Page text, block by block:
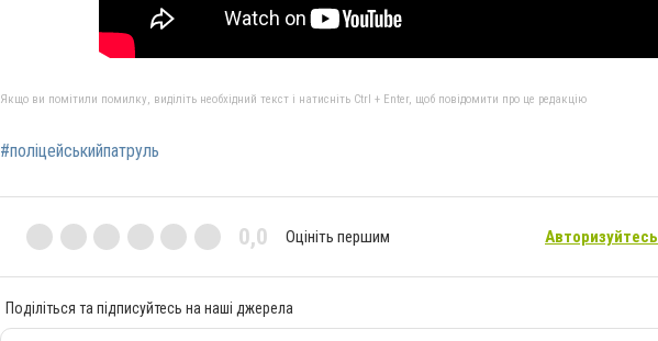
Якщо ви помітили помилку, виділіть необхідний текст і натисніть Ctrl + Enter, щоб повідомити про це редакцію
#поліцейськийпатруль
0,0 Оцініть першим Авторизуйтесь
Поділіться та підписуйтесь на наші джерела